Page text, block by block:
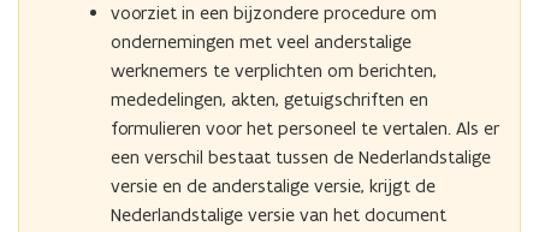
e
s
t
a
n
d
o
p
voorziet in een bijzondere procedure om
ondernemingen met veel anderstalige
werknemers te verplichten om berichten,
mededelingen, akten, getuigschriften en
formulieren voor het personeel te vertalen. Als er
een verschil bestaat tussen de Nederlandstalige
versie en de anderstalige versie, krijgt de
Nederlandstalige versie van het document